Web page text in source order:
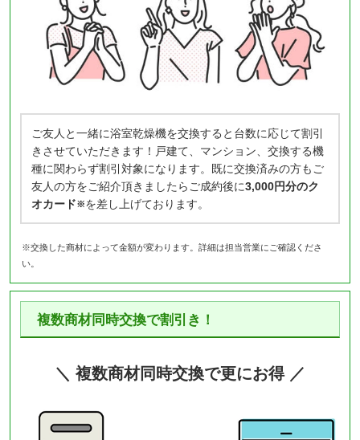
ご友人と一緒に浴室乾燥機を交換すると台数に応じて割引
きさせていただきます！戸建て、マンション、交換する機
種に関わらず割引対象になります。既に交換済みの方もご
友人の方をご紹介頂きましたらご成約後に3,000円分のク
オカード※を差し上げております。
※交換した商材によって金額が変わります。詳細は担当営業にご確認くださ
い。
複数商材同時交換で割引き！
＼ 複数商材同時交換で更にお得 ／